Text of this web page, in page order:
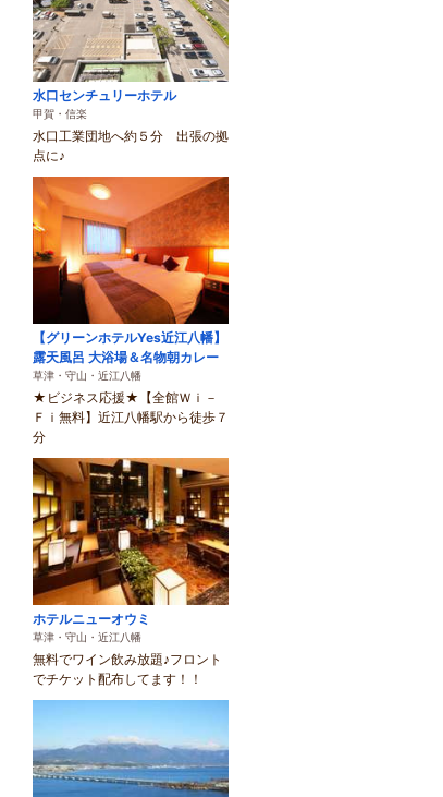
水口センチュリーホテル
甲賀・信楽
水口工業団地へ約５分 出張の拠
点に♪
【グリーンホテルYes近江八幡】
露天風呂 大浴場＆名物朝カレー
草津・守山・近江八幡
★ビジネス応援★【全館Ｗｉ－
Ｆｉ無料】近江八幡駅から徒歩７
分
ホテルニューオウミ
草津・守山・近江八幡
無料でワイン飲み放題♪フロント
でチケット配布してます！！